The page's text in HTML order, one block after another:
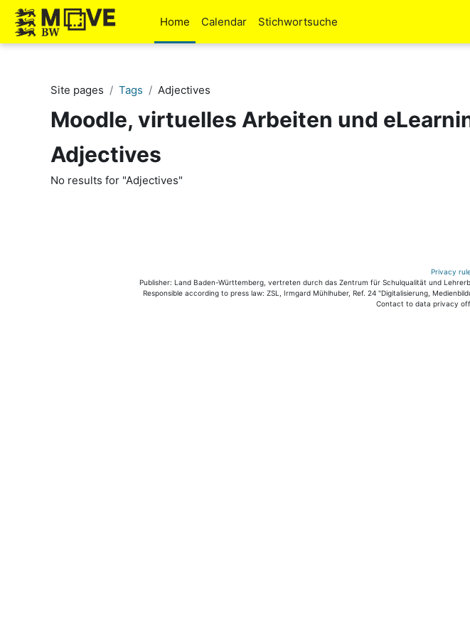
Skip to main content
Home
Calendar Stichwortsuche
Site pages Tags Adjectives
Moodle, virtuelles Arbeiten und
Adjectives
No results for "Adjectives"
Privacy
Publisher: Land Baden-Württemberg, vertreten durch das Zentrum für Schulqualität und
Responsible according to press law: ZSL, Irmgard Mühlhuber, Ref. 24 "Digitalisierung,
Contact to data privacy